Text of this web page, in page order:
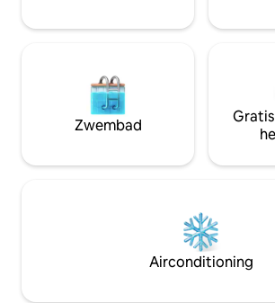
Zwembad
Airconditioning